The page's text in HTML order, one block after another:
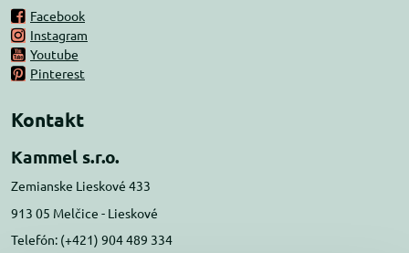
Facebook
Instagram
Youtube
Pinterest
Kontakt
Kammel s.r.o.
Zemianske Lieskové 433
913 05 Melčice - Lieskové
Telefón: (+421) 904 489 334